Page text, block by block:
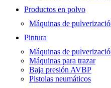
Productos en polvo
Máquinas de
Pintura
Máquinas de
Máquinas para trazar
Baja presión AVBP
Pistolas neumáticos